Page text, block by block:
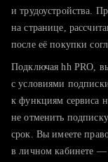
тратите
хотите
и трудоустройства.
на странице,
после её покупки
Подключая hh PRO,
с условиями
к функциям сервиса
не отменить
срок. Вы имеете
в личном кабинете —